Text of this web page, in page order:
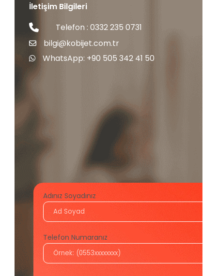
İletişim Bilgileri
Telefon : 0332 235 0731
bilgi@kobijet.com.tr
WhatsApp: +90 505 342 41 50
Adınız Soyadınız
Telefon Numaranız